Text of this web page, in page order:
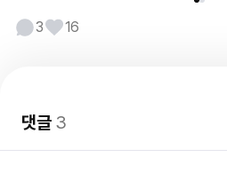
3 16
댓글3